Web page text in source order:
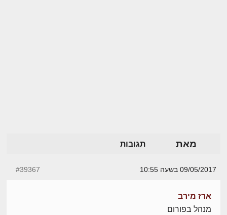
מאת תגובות
09/05/2017 בשעה 10:55 #39367
ארז מירב
מנהל בפורום